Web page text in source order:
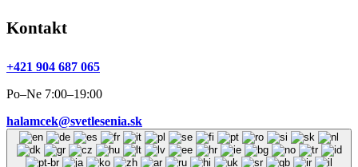
Kontakt
+421 904 687 065
Po–Ne 7:00–19:00
halamcek@svetlesenia.sk